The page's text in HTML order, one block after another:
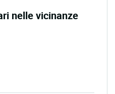
nelle vicinanze